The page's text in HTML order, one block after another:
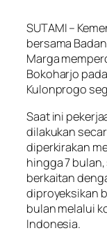
SUTAMI –
bersama
Marga
Bokoharjo
Kulonprogo
Saat ini
dilakukan
diperkirakan
hingga 7
berkaitan
diproyeksikan
bulan melalui
Indonesia.